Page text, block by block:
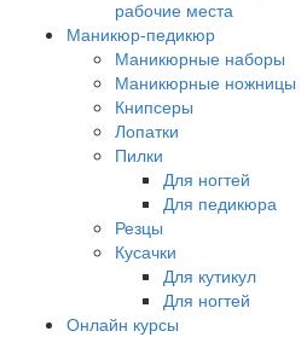
рабочие места
Маникюр-педикюр
Маникюрные наборы
Маникюрные ножницы
Книпсеры
Лопатки
Пилки
Для ногтей
Для педикюра
Резцы
Кусачки
Для кутикул
Для ногтей
Онлайн курсы